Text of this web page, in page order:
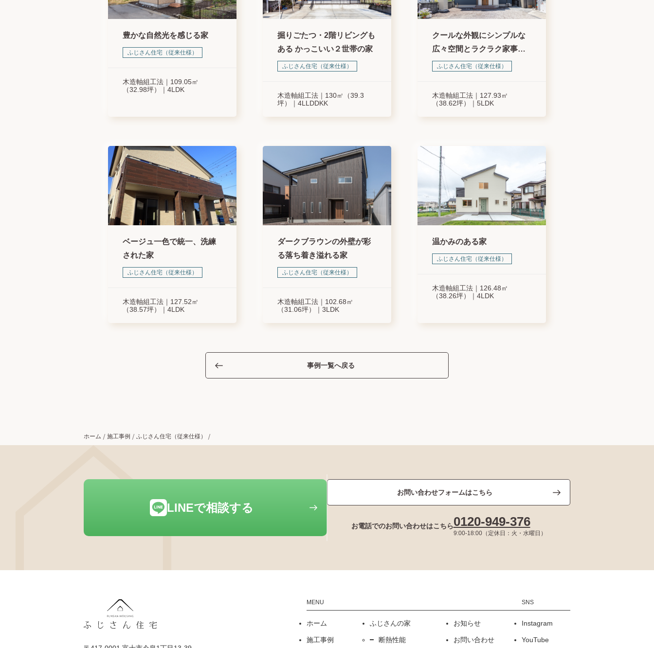
豊かな自然光を感じる家
ふじさん住宅（従来仕様）
木造軸組工法
109.05㎡
（32.98坪）
4LDK
掘りごたつ・2階リビングも
ある かっこいい２世帯の家
ふじさん住宅（従来仕様）
木造軸組工法
130㎡（39.3
坪）
4LLDDKK
クールな外観にシンプルな
広々空間とラクラク家事動
線を詰め込んだ家づくり
ふじさん住宅（従来仕様）
木造軸組工法
127.93㎡
（38.62坪）
5LDK
ベージュ一色で統一、洗練
された家
ふじさん住宅（従来仕様）
木造軸組工法
127.52㎡
（38.57坪）
4LDK
ダークブラウンの外壁が彩
る落ち着き溢れる家
ふじさん住宅（従来仕様）
木造軸組工法
102.68㎡
（31.06坪）
3LDK
温かみのある家
ふじさん住宅（従来仕様）
木造軸組工法
126.48㎡
（38.26坪）
4LDK
事例一覧へ戻る
ホーム 施工事例 ふじさん住宅（従来仕様）
LINEで相談する
お問い合わせフォームはこちら
お電話でのお問い合わせはこちら0120-949-376
9:00-18:00（定休日：火・水曜日）
ホーム
施工事例
ふじさんの家
断熱性能
お知らせ
お問い合わせ
Instagram
YouTube